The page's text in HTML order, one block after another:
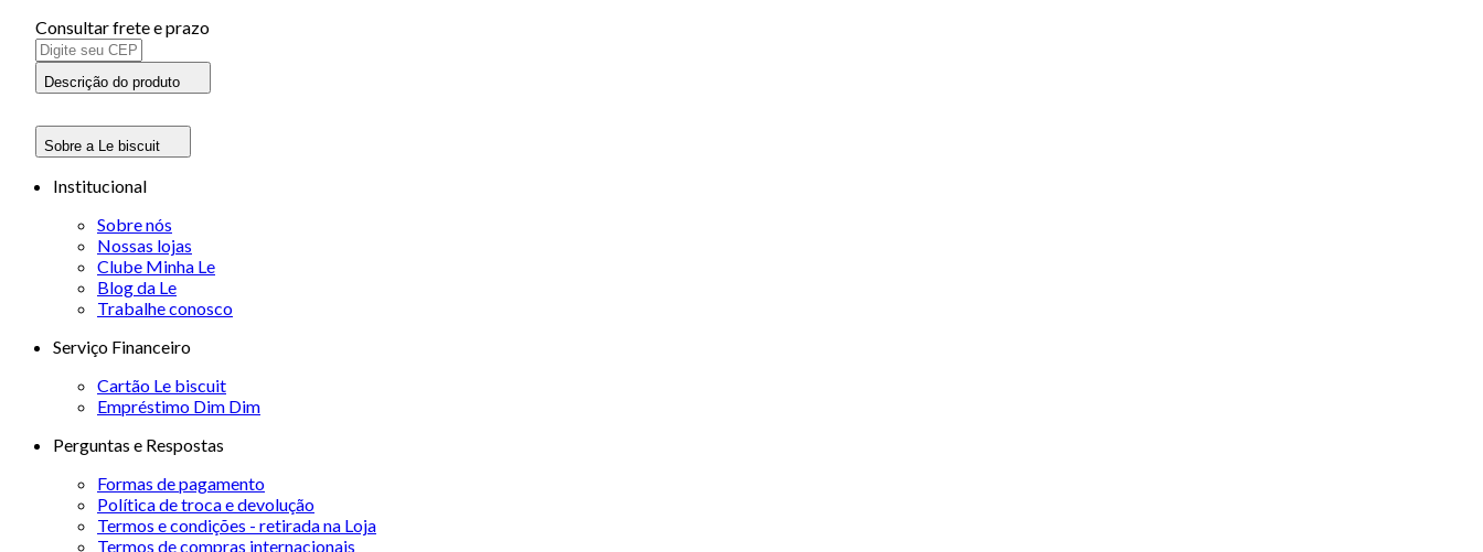
Consultar frete e prazo
Descrição do produto
Sobre a Le biscuit
Institucional
Sobre nós
Nossas lojas
Clube Minha Le
Blog da Le
Trabalhe conosco
Serviço Financeiro
Cartão Le biscuit
Empréstimo Dim Dim
Perguntas e Respostas
Formas de pagamento
Política de troca e devolução
Termos e condições - retirada na Loja
Termos de compras internacionais